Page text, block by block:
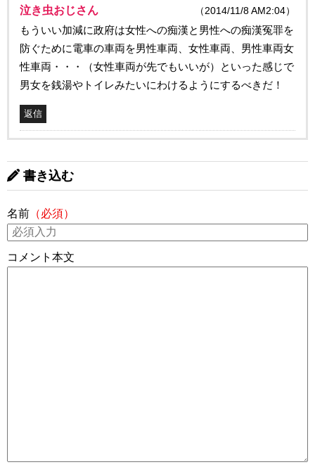
泣き虫おじさん （2014/11/8 AM2:04）
もういい加減に政府は女性への痴漢と男性への痴漢冤罪を
防ぐために電車の車両を男性車両、女性車両、男性車両女
性車両・・・（女性車両が先でもいいが）といった感じで
男女を銭湯やトイレみたいにわけるようにするべきだ！
返信
書き込む
名前 （必須）
コメント本文